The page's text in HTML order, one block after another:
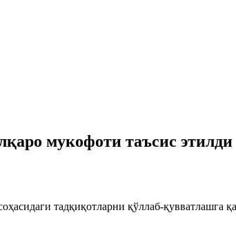
мукофоти таъсис этилди
тадқиқотларни қўллаб-қувватлашга